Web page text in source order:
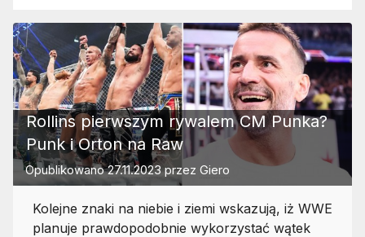
Rollins pierwszym rywalem CM Punka?
Punk i Orton na Raw
Opublikowano27.11.2023przez Giero
Kolejne znaki na niebie i ziemi wskazują, iż WWE
planuje prawdopodobnie wykorzystać wątek